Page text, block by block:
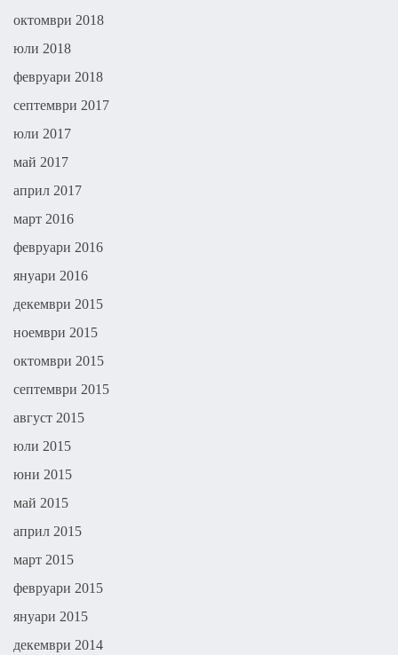
октомври 2018
юли 2018
февруари 2018
септември 2017
юли 2017
май 2017
април 2017
март 2016
февруари 2016
януари 2016
декември 2015
ноември 2015
октомври 2015
септември 2015
август 2015
юли 2015
юни 2015
май 2015
април 2015
март 2015
февруари 2015
януари 2015
декември 2014